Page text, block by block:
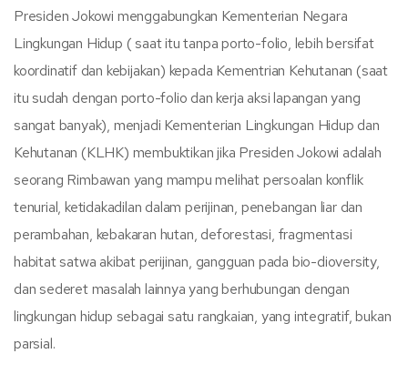
Presiden Jokowi menggabungkan Kementerian Negara
Lingkungan Hidup ( saat itu tanpa porto-folio, lebih bersifat
koordinatif dan kebijakan) kepada Kementrian Kehutanan (saat
itu sudah dengan porto-folio dan kerja aksi lapangan yang
sangat banyak), menjadi Kementerian Lingkungan Hidup dan
Kehutanan (KLHK) membuktikan jika Presiden Jokowi adalah
seorang Rimbawan yang mampu melihat persoalan konflik
tenurial, ketidakadilan dalam perijinan, penebangan liar dan
perambahan, kebakaran hutan, deforestasi, fragmentasi
habitat satwa akibat perijinan, gangguan pada bio-dioversity,
dan sederet masalah lainnya yang berhubungan dengan
lingkungan hidup sebagai satu rangkaian, yang integratif, bukan
parsial.